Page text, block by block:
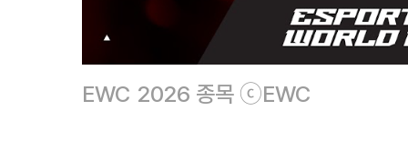
EWC 2026 종목 ⓒEWC